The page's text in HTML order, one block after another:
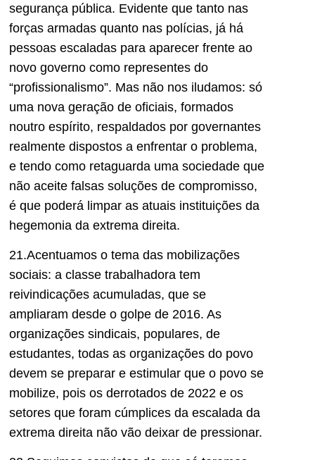
segurança pública. Evidente que tanto nas
forças armadas quanto nas polícias, já há
pessoas escaladas para aparecer frente ao
novo governo como representes do
“profissionalismo”. Mas não nos iludamos: só
uma nova geração de oficiais, formados
noutro espírito, respaldados por governantes
realmente dispostos a enfrentar o problema,
e tendo como retaguarda uma sociedade que
não aceite falsas soluções de compromisso,
é que poderá limpar as atuais instituições da
hegemonia da extrema direita.
21.Acentuamos o tema das mobilizações
sociais: a classe trabalhadora tem
reivindicações acumuladas, que se
ampliaram desde o golpe de 2016. As
organizações sindicais, populares, de
estudantes, todas as organizações do povo
devem se preparar e estimular que o povo se
mobilize, pois os derrotados de 2022 e os
setores que foram cúmplices da escalada da
extrema direita não vão deixar de pressionar.